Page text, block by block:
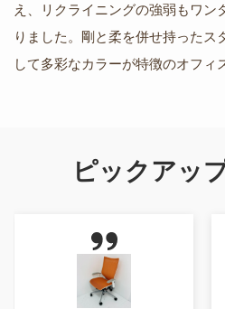
え、リクライニングの強弱もワン
りました。剛と柔を併せ持ったス
して多彩なカラーが特徴のオフィ
ピックアッ